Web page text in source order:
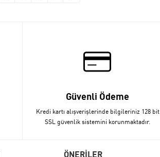
Güvenli Ödeme
Kredi kartı alışverişlerinde bilgileriniz 128 bit
SSL güvenlik sistemini korunmaktadır.
ÖNERİLER